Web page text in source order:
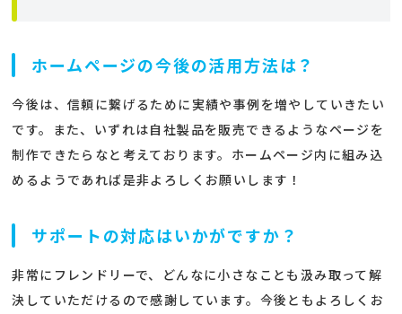
ホームページの今後の活用方法は？
今後は、信頼に繋げるために実績や事例を増やしていきたい
です。また、いずれは自社製品を販売できるようなページを
制作できたらなと考えております。ホームページ内に組み込
めるようであれば是非よろしくお願いします！
サポートの対応はいかがですか？
非常にフレンドリーで、どんなに小さなことも汲み取って解
決していただけるので感謝しています。今後ともよろしくお